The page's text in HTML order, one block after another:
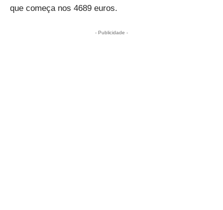
que começa nos 4689 euros.
- Publicidade -